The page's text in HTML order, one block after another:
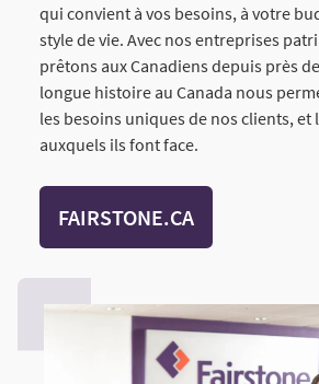
qui convient à vos besoins, à votre
style de vie. Avec nos entreprises
prêtons aux Canadiens depuis près
longue histoire au Canada nous
les besoins uniques de nos clients, et
auxquels ils font face.
FAIRSTONE.CA